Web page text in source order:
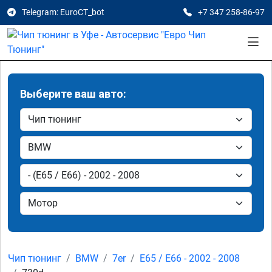
Telegram: EuroCT_bot +7 347 258-86-97
Выберите ваш авто:
Чип тюнинг BMW 7er
E65 / E66 - 2002 - 2008